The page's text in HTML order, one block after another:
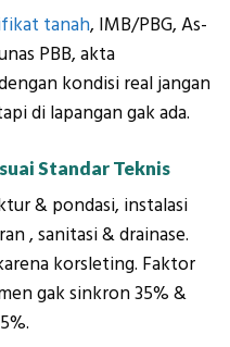
tanah, IMB/PBG, As-
PBB, akta
kondisi real jangan
di lapangan gak ada.
Standar Teknis
& pondasi, instalasi
, sanitasi & drainase.
korsleting. Faktor
gak sinkron 35% &